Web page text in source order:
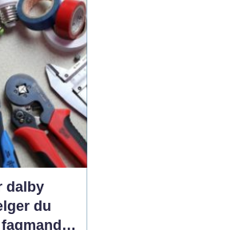
om eller
en dygtig
dalby
du